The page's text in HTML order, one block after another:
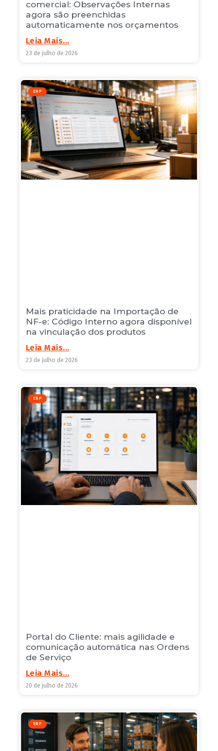
comercial: Observações Internas
agora são preenchidas
automaticamente nos orçamentos
Leia Mais...
23 de julho de 2026
ERP
Mais praticidade na Importação de
NF-e: Código Interno agora disponível
na vinculação dos produtos
Leia Mais...
23 de julho de 2026
ERP
Portal do Cliente: mais agilidade e
comunicação automática nas Ordens
de Serviço
Leia Mais...
20 de julho de 2026
ERP